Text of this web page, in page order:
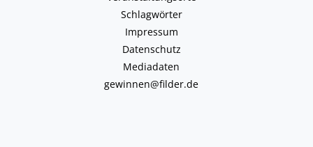
Schlagwörter
Impressum
Datenschutz
Mediadaten
gewinnen@filder.de